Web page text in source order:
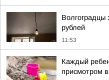
Волгоградцы
рублей
11:53
Каждый
присмотром